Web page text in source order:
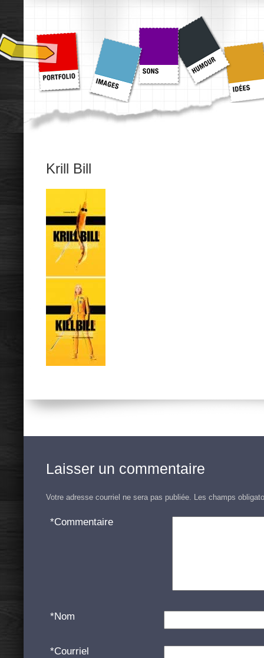
Krill Bill
Laisser un commentaire
Votre adresse courriel ne sera pas publiée. Les champs
Commentaire
*
Nom
*
Courriel
*